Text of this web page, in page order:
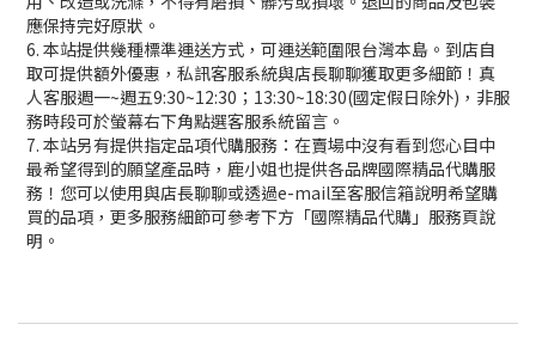
應保持完好原狀。
6. 本站提供幾種標準運送方式，可運送範圍限台灣本島。到店自
取可提供額外優惠，私訊客服系統與店長聊聊獲取更多細節！真
人客服週一~週五9:30~12:30；13:30~18:30(國定假日除外)，非服
務時段可於螢幕右下角點選客服系統留言。
7. 本站另有提供指定品項代購服務：在賣場中沒有看到您心目中
最希望得到的願望產品時，鹿小姐也提供各品牌國際精品代購服
務！您可以使用與店長聊聊或透過e-mail至客服信箱說明希望購
買的品項，更多服務細節可參考下方「國際精品代購」服務頁說
明。